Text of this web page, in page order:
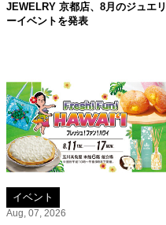
JEWELRY 京都店、8月のジュエリ
ーイベントを発表
イベント
Aug, 07, 2026